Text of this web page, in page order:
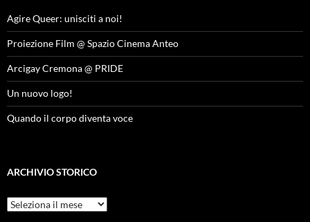
Agire Queer: unisciti a noi!
Proiezione Film @ Spazio Cinema Anteo
Arcigay Cremona @ PRIDE
Un nuovo logo!
Quando il corpo diventa voce
ARCHIVIO STORICO
Archivio
Storico